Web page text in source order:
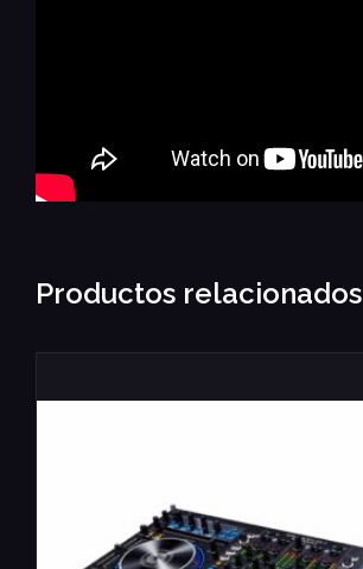
Productos relacionados